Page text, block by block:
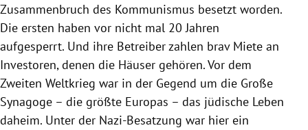
Zusammenbruch des Kommunismus besetzt worden.
Die ersten haben vor nicht mal 20 Jahren
aufgesperrt. Und ihre Betreiber zahlen brav Miete an
Investoren, denen die Häuser gehören. Vor dem
Zweiten Weltkrieg war in der Gegend um die Große
Synagoge – die größte Europas – das jüdische Leben
daheim. Unter der Nazi-Besatzung war hier ein